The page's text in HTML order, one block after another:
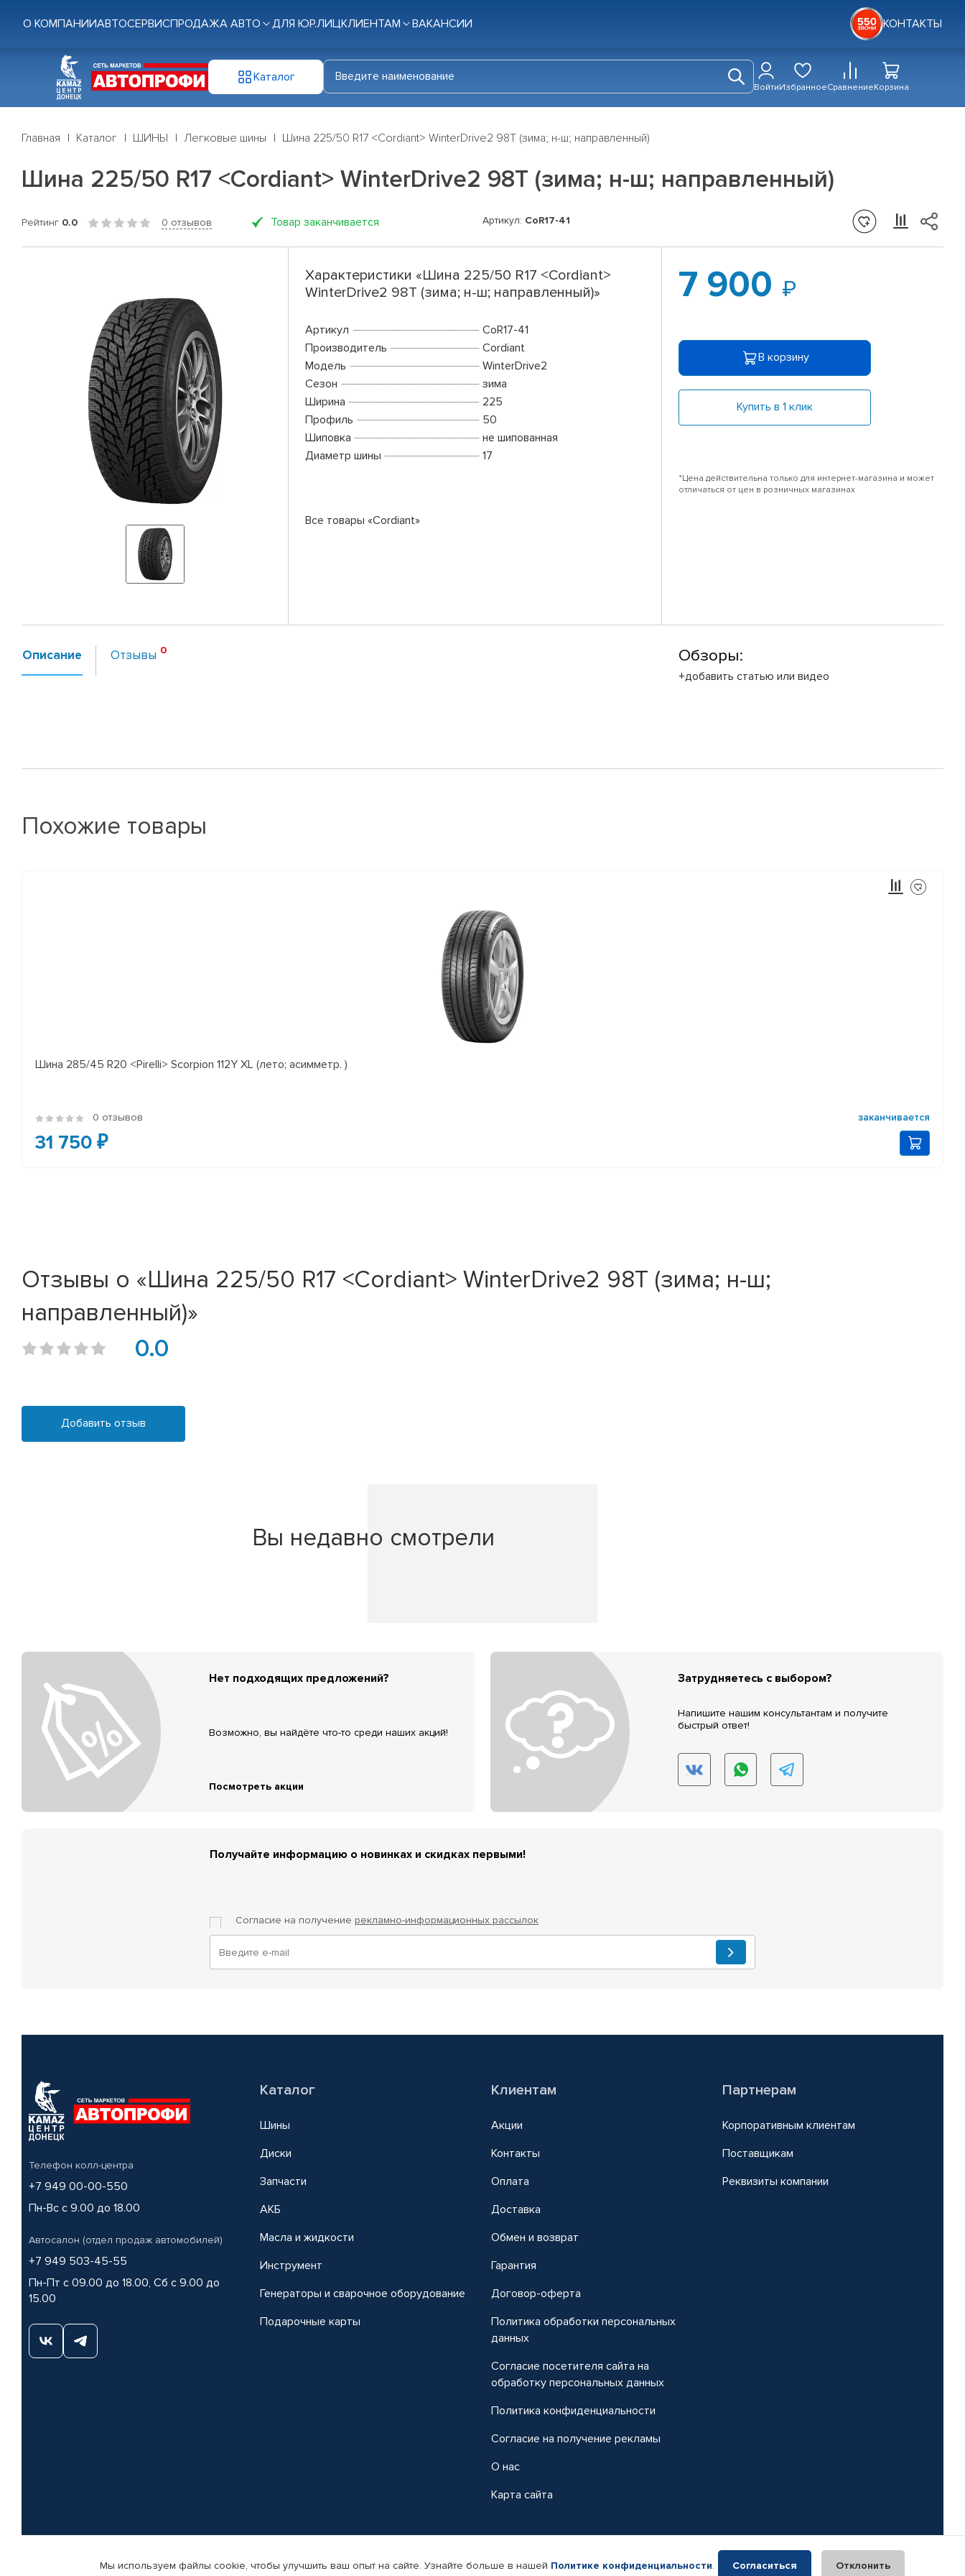
О КОМПАНИИАВТОСЕРВИСПРОДАЖА АВТО ДЛЯ ЮР.ЛИЦКЛИЕНТАМ ВАКАНСИИ КОНТАКТЫ
Каталог
ВойтиИзбранноеСравнениеКорзина
Главная Каталог ШИНЫ Легковые шины Шина 225/50 R17 <Cordiant> WinterDrive2 98T (зима; н-ш; направленный)
Шина 225/50 R17 <Cordiant> WinterDrive2 98T (зима; н-ш; направленный)
Рейтинг 0.0 0 отзывов Товар заканчивается Артикул: CoR17-41
Характеристики «Шина 225/50 R17 <Cordiant>
WinterDrive2 98T (зима; н-ш; направленный)»
Артикул
CoR17-41
Производитель
Cordiant
Модель
WinterDrive2
Сезон
зима
Ширина
225
Профиль
50
Шиповка
не шипованная
Диаметр шины
17
Все товары «Cordiant»
7 900
В корзину
Купить в 1 клик
*Цена действительна только для интернет-магазина и может
отличаться от цен в розничных магазинах
Описание Отзывы Обзоры:
+добавить статью или видео
Похожие товары
Шина 285/45 R20 <Pirelli> Scorpion 112Y XL (лето; асимметр. )
0 отзывов заканчивается
31 750 ₽
Отзывы о «Шина 225/50 R17 <Cordiant> WinterDrive2 98T (зима; н-ш;
направленный)»
0.0
Добавить отзыв
Вы недавно смотрели
Нет подходящих предложений?
Возможно, вы найдёте что-то среди наших акций!
Посмотреть акции
Затрудняетесь с выбором?
Напишите нашим консультантам и получите
быстрый ответ!
Получайте информацию о новинках и скидках первыми!
Согласие на получение рекламно-информационных рассылок
Телефон колл-центра
+7 949 00-00-550
Пн-Вс с 9.00 до 18.00
Автосалон (отдел продаж автомобилей)
+7 949 503-45-55
Пн-Пт с 09.00 до 18.00, Сб с 9.00 до
15.00
Каталог
Шины
Диски
Запчасти
АКБ
Масла и жидкости
Инструмент
Генераторы и сварочное оборудование
Подарочные карты
Клиентам
Акции
Контакты
Оплата
Доставка
Обмен и возврат
Гарантия
Договор-оферта
Политика обработки персональных
данных
Согласие посетителя сайта на
обработку персональных данных
Политика конфиденциальности
Согласие на получение рекламы
О нас
Карта сайта
Партнерам
Корпоративным клиентам
Поставщикам
Реквизиты компании
© КАМАЗ ЦЕНТР ДОНЕЦК, 2015-2026. Все права защищены. Интернет-магазин автомобильных товаров Автопрофи.
Мы используем файлы cookie, чтобы улучшить ваш опыт на сайте. Узнайте больше в нашей Политике конфиденциальности. Согласиться Отклонить